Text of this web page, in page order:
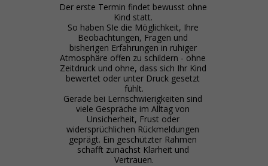
Der erste Termin findet bewusst ohne
Kind statt.
So haben SIe die Möglichkeit, Ihre
Beobachtungen, Fragen und
bisherigen Erfahrungen in ruhiger
Atmosphäre offen zu schildern - ohne
Zeitdruck und ohne, dass sich Ihr Kind
bewertet oder unter Druck gesetzt
fühlt.
Gerade bei Lernschwierigkeiten sind
viele Gespräche im Alltag von
Unsicherheit, Frust oder
widersprüchlichen Rückmeldungen
geprägt. Ein geschützter Rahmen
schafft zunächst Klarheit und
Vertrauen.